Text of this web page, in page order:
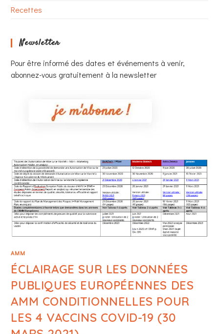
Recettes
Newsletter
Pour être informé des dates et événements à venir,
abonnez-vous gratuitement à la newsletter
AMM
ÉCLAIRAGE SUR LES DONNÉES
PUBLIQUES EUROPÉENNES DES
AMM CONDITIONNELLES POUR
LES 4 VACCINS COVID-19 (30